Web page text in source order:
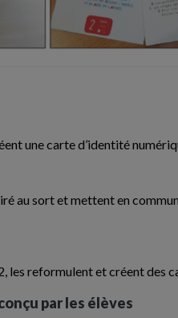
une carte d’identité
au sort et mettent en
les reformulent et créent des
par les élèves